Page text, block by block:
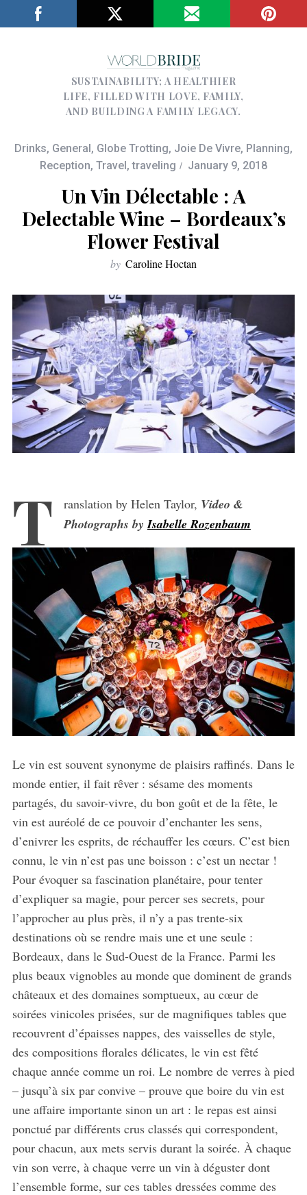
SUSTAINABILITY; A HEALTHIER
LIFE, FILLED WITH LOVE, FAMILY,
AND BUILDING A FAMILY LEGACY.
Drinks, General, Globe Trotting, Joie De Vivre, Planning,
Reception, Travel,traveling January 9, 2018
Un Vin Délectable : A
Delectable Wine – Bordeaux’s
Flower Festival
by Caroline Hoctan
T ranslation by Helen Taylor, Video &
Photographs byIsabelle Rozenbaum
Le vin est souvent synonyme de plaisirs raffinés. Dans le
monde entier, il fait rêver : sésame des moments
partagés, du savoir-vivre, du bon goût et de la fête, le
vin est auréolé de ce pouvoir d’enchanter les sens,
d’enivrer les esprits, de réchauffer les cœurs. C’est bien
connu, le vin n’est pas une boisson : c’est un nectar !
Pour évoquer sa fascination planétaire, pour tenter
d’expliquer sa magie, pour percer ses secrets, pour
l’approcher au plus près, il n’y a pas trente-six
destinations où se rendre mais une et une seule :
Bordeaux, dans le Sud-Ouest de la France. Parmi les
plus beaux vignobles au monde que dominent de grands
châteaux et des domaines somptueux, au cœur de
soirées vinicoles prisées, sur de magnifiques tables que
recouvrent d’épaisses nappes, des vaisselles de style,
des compositions florales délicates, le vin est fêté
chaque année comme un roi. Le nombre de verres à pied
– jusqu’à six par convive – prouve que boire du vin est
une affaire importante sinon un art : le repas est ainsi
ponctué par différents crus classés qui correspondent,
pour chacun, aux mets servis durant la soirée. À chaque
vin son verre, à chaque verre un vin à déguster dont
l’ensemble forme, sur ces tables dressées comme des